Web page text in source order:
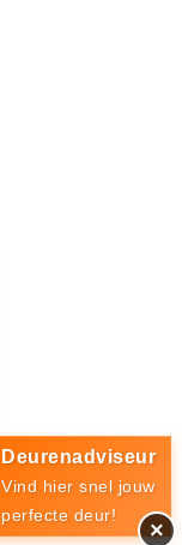
Deurenadviseur
Vind hier snel jouw
perfecte deur!
×